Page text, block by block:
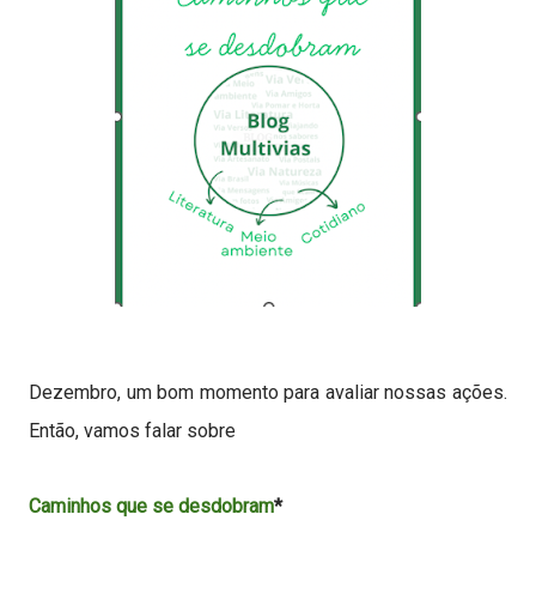
Dezembro, um bom momento para avaliar nossas ações.
Então, vamos falar sobre
Caminhos que se desdobram*